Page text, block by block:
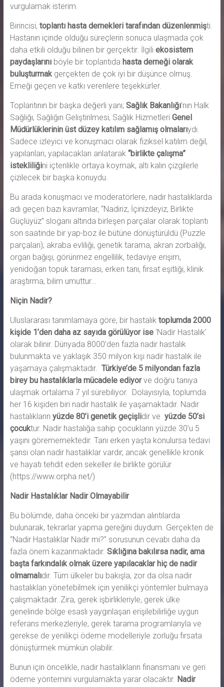
vurgulamak isterim.
Birincisi, toplantı hasta dernekleri tarafından düzenlenmişti.
Hastanın içinde olduğu süreçlerin sonuca ulaşmada çok
daha etkili olduğu bilinen bir gerçektir. İlgili ekosistem
paydaşlarınıböyle bir toplantıda hasta derneği olarak
buluşturmakgerçekten de çok iyi bir düşünce olmuş.
Emeği geçen ve katkı verenlere teşekkürler.
Toplantının bir başka değerli yanı; Sağlık Bakanlığı’nın Halk
Sağlığı, Sağlığın Geliştirilmesi, Sağlık Hizmetleri Genel
Müdürlüklerinin üst düzey katılım sağlamış olmalarıydı.
Sadece izleyici ve konuşmacı olarak fiziksel katılım değil,
yapılanları, yapılacakları anlatarak “birlikte çalışma”
istekliliğini içtenlikle ortaya koymak, altı kalın çizgilerle
çizilecek bir başka konuydu.
Bu arada konuşmacı ve moderatörlere, nadir hastalıklarda
adı geçen bazı kavramlar, “Nadiriz, İçinizdeyiz, Birlikte
Güçlüyüz” sloganı altında birleşen parçalar olarak toplantı
son saatinde bir yap-boz ile bütüne dönüştürüldü (Puzzle
parçaları); akraba evliliği, genetik tarama, akran zorbalığı,
organ bağışı, görünmez engellilik, tedaviye erişim,
yenidoğan topuk taraması, erken tanı, fırsat eşitliği, klinik
araştırma, bilim umuttur…
Niçin Nadir?
Uluslararası tanımlamaya göre, bir hastalık toplumda 2000
kişide 1’den daha az sayıda görülüyor ise‘Nadir Hastalık’
olarak bilinir. Dünyada 8000’den fazla nadir hastalık
bulunmakta ve yaklaşık 350 milyon kişi nadir hastalık ile
yaşamaya çalışmaktadır. Türkiye’de 5 milyondan fazla
birey bu hastalıklarla mücadele ediyorve doğru tanıya
ulaşmak ortalama 7 yıl sürebiliyor. Dolayısıyla, toplumda
her 16 kişiden biri nadir hastalık ile yaşamaktadır. Nadir
hastalıkların yüzde 80’i genetik geçişlidir ve yüzde 50’si
çocuktur. Nadir hastalığa sahip çocukların yüzde 30’u 5
yaşını görememektedir. Tanı erken yaşta konulursa tedavi
şansı olan nadir hastalıklar vardır, ancak genellikle kronik
ve hayatı tehdit eden sekeller ile birlikte görülür
(https://www.orpha.net/)
Nadir Hastalıklar Nadir Olmayabilir
Bu bölümde, daha önceki bir yazımdan alıntılarda
bulunarak, tekrarlar yapma gereğini duydum. Gerçekten de
“Nadir Hastalıklar Nadir mi?” sorusunun cevabı daha da
fazla önem kazanmaktadır. Sıklığına bakılırsa nadir, ama
başta farkındalık olmak üzere yapılacaklar hiç de nadir
olmamalıdır. Tüm ülkeler bu bakışla, zor da olsa nadir
hastalıkları yönetebilmek için yenilikçi yöntemler bulmaya
çalışmaktadır. Zira, gerek işbirlikleriyle, gerek ülke
genelinde bölge esaslı yaygınlaşan erişilebilirliğe uygun
referans merkezleriyle, gerek tarama programlarıyla ve
gerekse de yenilikçi ödeme modelleriyle zorluğu fırsata
dönüştürmek mümkün olabilir.
Bunun için öncelikle, nadir hastalıkların finansmanı ve geri
ödeme yöntemini vurgulamakta yarar olacaktır. Nadir